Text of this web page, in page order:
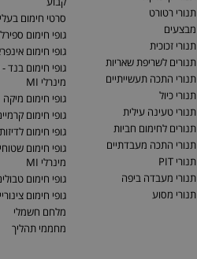
תנורי רטורט
מבצעים
תנורי זכוכית
תנורים לשריפת שאריות
תנורי התכה תעשייתיים
תנורי כיול
תנורי טעינה עילית
תנורים לחימום חביות
תנורי התכה מעבדתיים
תנורי PIT
תנורי מעבדה ביפה
תנורי מסוע
סרטי חימום
גופי חימום
גופי חימום
גופי חימום בנד -
מינרלי MI
גופי חימום מיקה
גופי חימום
גופי חימום לדיזות
גופי חימום
מינרלי MI
גופי חימום
גופי חימום
מלחם חשמלי
מחממי תהליך